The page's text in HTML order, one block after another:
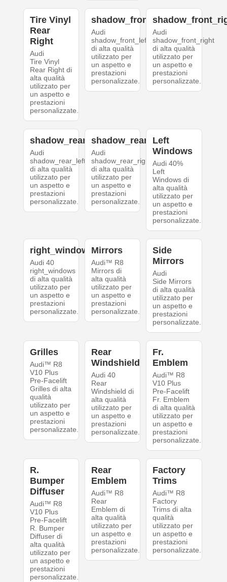
Tire Vinyl
Rear
Right
Audi
Tire Vinyl
Rear Right di
alta qualità
utilizzato per
un aspetto e
prestazioni
personalizzate.
shadow_front_left
Audi
shadow_front_left
di alta qualità
utilizzato per
un aspetto e
prestazioni
personalizzate.
Audi
shadow_front_right
di alta qualità
utilizzato per
un aspetto e
prestazioni
personalizzate.
shadow_rear_left
Audi
shadow_rear_left
di alta qualità
utilizzato per
un aspetto e
prestazioni
personalizzate.
shadow_rear_right
Audi
shadow_rear_right
di alta qualità
utilizzato per
un aspetto e
prestazioni
personalizzate.
Left
Windows
Audi 40%
Left
Windows di
alta qualità
utilizzato per
un aspetto e
prestazioni
personalizzate.
right_windows
Audi 40
right_windows
di alta qualità
utilizzato per
un aspetto e
prestazioni
personalizzate.
Mirrors
Audi™ R8
Mirrors di
alta qualità
utilizzato per
un aspetto e
prestazioni
personalizzate.
Side
Mirrors
Audi
Side Mirrors
di alta qualità
utilizzato per
un aspetto e
prestazioni
personalizzate.
Grilles
Audi™ R8
V10 Plus
Pre-Facelift
Grilles di alta
qualità
utilizzato per
un aspetto e
prestazioni
personalizzate.
Rear
Windshield
Audi 40
Rear
Windshield di
alta qualità
utilizzato per
un aspetto e
prestazioni
personalizzate.
Fr.
Emblem
Audi™ R8
V10 Plus
Pre-Facelift
Fr. Emblem
di alta qualità
utilizzato per
un aspetto e
prestazioni
personalizzate.
R.
Bumper
Diffuser
Audi™ R8
V10 Plus
Pre-Facelift
R. Bumper
Diffuser di
alta qualità
utilizzato per
un aspetto e
prestazioni
personalizzate.
Rear
Emblem
Audi™ R8
Rear
Emblem di
alta qualità
utilizzato per
un aspetto e
prestazioni
personalizzate.
Factory
Trims
Audi™ R8
Factory
Trims di alta
qualità
utilizzato per
un aspetto e
prestazioni
personalizzate.